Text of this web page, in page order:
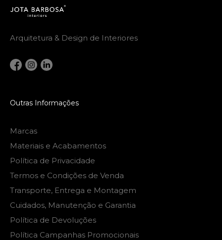
Arquitetura & Design de Interiores
Outras Informações
Marcas
Materiais e Acabamentos
Política de Privacidade
Termos e Condições de Venda
Transporte, Entrega e Montagem
Cuidados, Manutenção e Garantia
Política de Devoluções
Política Campanhas Promocionais